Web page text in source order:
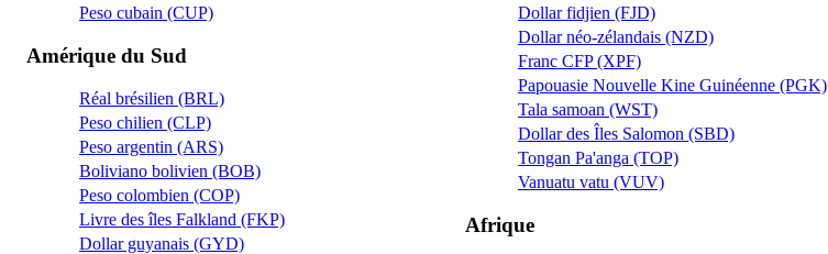
Peso cubain (CUP)
Amérique du Sud
Réal brésilien (BRL)
Peso chilien (CLP)
Peso argentin (ARS)
Boliviano bolivien (BOB)
Peso colombien (COP)
Livre des îles Falkland (FKP)
Dollar guyanais (GYD)
Dollar fidjien (FJD)
Dollar néo-zélandais (NZD)
Franc CFP (XPF)
Papouasie Nouvelle Kine Guinéenne (PGK)
Tala samoan (WST)
Dollar des Îles Salomon (SBD)
Tongan Pa'anga (TOP)
Vanuatu vatu (VUV)
Afrique